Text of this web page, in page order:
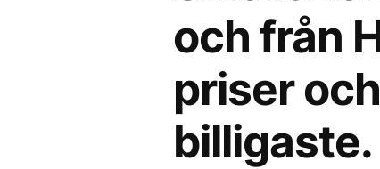
och från
priser
billigaste.